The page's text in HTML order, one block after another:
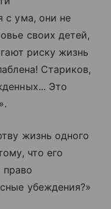
с ума, они не
своих детей,
риску жизнь
Стариков,
Это
жизнь одного
что его
убеждения?»